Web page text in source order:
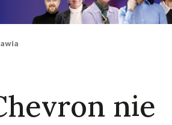
nie